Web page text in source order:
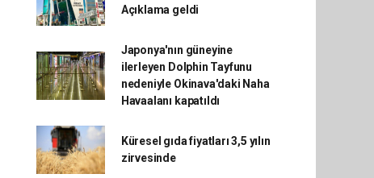
Açıklama geldi
Japonya'nın güneyine
ilerleyen Dolphin Tayfunu
nedeniyle Okinava'daki Naha
Havaalanı kapatıldı
Küresel gıda fiyatları 3,5 yılın
zirvesinde